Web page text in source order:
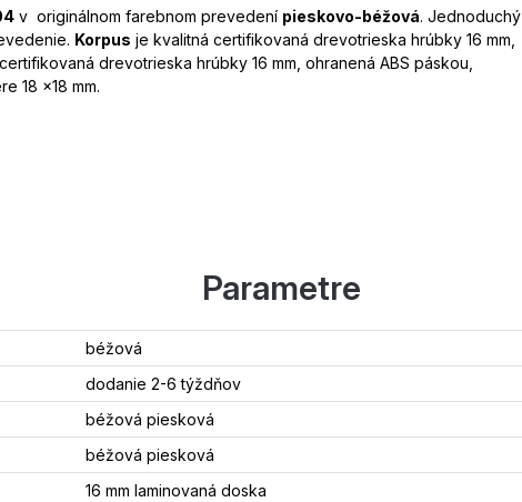
v originálnom farebnom prevedení pieskovo-béžová. Jednoduchý
Korpus je kvalitná certifikovaná drevotrieska hrúbky 16 mm,
certifikovaná drevotrieska hrúbky 16 mm, ohranená ABS páskou,
18 x18 mm.
Parametre
béžová
dodanie 2-6 týždňov
béžová piesková
béžová piesková
16 mm laminovaná doska